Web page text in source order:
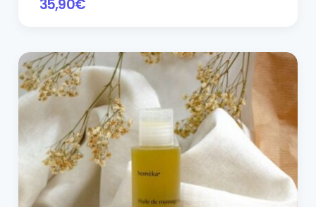
35,90€